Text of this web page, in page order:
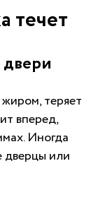
течет
теряет
вперед,
Иногда
дверцы или